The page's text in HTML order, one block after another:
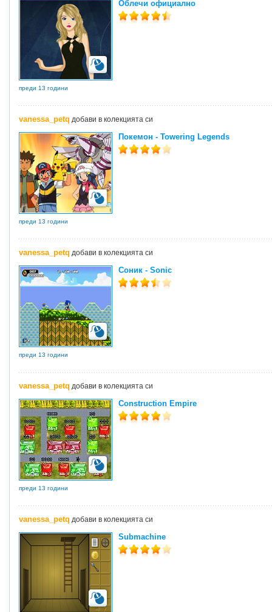
Облечи официално
преди 13 години
vanessa_petq добави в колекцията си
Покемон - Towering Legends
преди 13 години
vanessa_petq добави в колекцията си
Соник - Sonic
преди 13 години
vanessa_petq добави в колекцията си
Construction Empire
преди 13 години
vanessa_petq добави в колекцията си
Submachine